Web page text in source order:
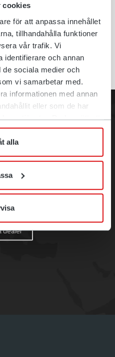
cookies
för att anpassa innehållet
tillhandahålla funktioner
vår trafik. Vi
identifierare och annan
de sociala medier och
vi samarbetar med.
informationen med annan
eller som de har
samtycke.
alla
ド (PDF)
mer om
dealer